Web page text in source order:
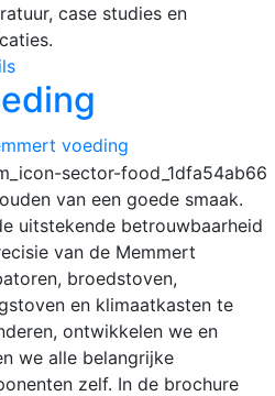
case studies en
van een goede smaak.
uitstekende betrouwbaarheid
van de Memmert
broedstoven,
en klimaatkasten te
ontwikkelen we en
we alle belangrijke
zelf. In de brochure